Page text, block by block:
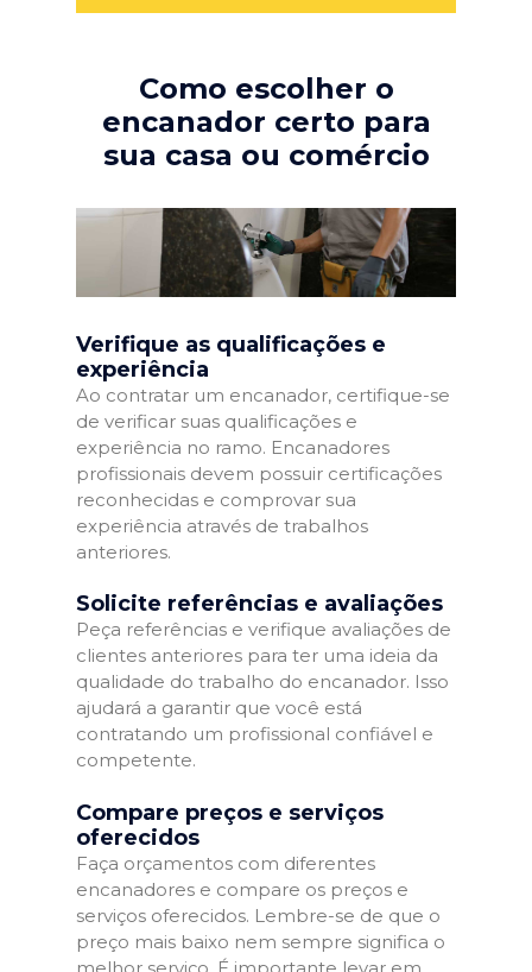
Como escolher o
encanador certo para
sua casa ou comércio
Verifique as qualificações e
experiência
Ao contratar um encanador, certifique-se
de verificar suas qualificações e
experiência no ramo. Encanadores
profissionais devem possuir certificações
reconhecidas e comprovar sua
experiência através de trabalhos
anteriores.
Solicite referências e avaliações
Peça referências e verifique avaliações de
clientes anteriores para ter uma ideia da
qualidade do trabalho do encanador. Isso
ajudará a garantir que você está
contratando um profissional confiável e
competente.
Compare preços e serviços
oferecidos
Faça orçamentos com diferentes
encanadores e compare os preços e
serviços oferecidos. Lembre-se de que o
preço mais baixo nem sempre significa o
melhor serviço. É importante levar em